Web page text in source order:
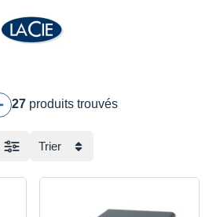
27 produits trouvés
Trier